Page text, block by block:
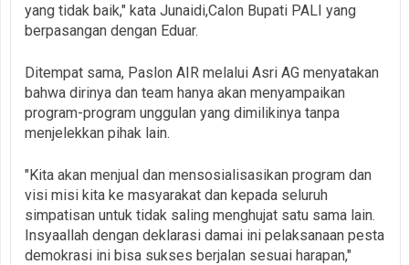
yang tidak baik," kata Junaidi,Calon Bupati PALI yang
berpasangan dengan Eduar.
Ditempat sama, Paslon AIR melalui Asri AG menyatakan
bahwa dirinya dan team hanya akan menyampaikan
program-program unggulan yang dimilikinya tanpa
menjelekkan pihak lain.
"Kita akan menjual dan mensosialisasikan program dan
visi misi kita ke masyarakat dan kepada seluruh
simpatisan untuk tidak saling menghujat satu sama lain.
Insyaallah dengan deklarasi damai ini pelaksanaan pesta
demokrasi ini bisa sukses berjalan sesuai harapan,"